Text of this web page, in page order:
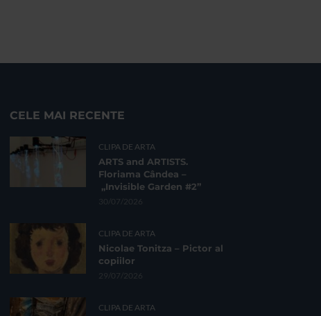
CELE MAI RECENTE
CLIPA DE ARTA
ARTS and ARTISTS.
Floriama Cândea –
„Invisible Garden #2”
30/07/2026
CLIPA DE ARTA
Nicolae Tonitza – Pictor al
copiilor
29/07/2026
CLIPA DE ARTA